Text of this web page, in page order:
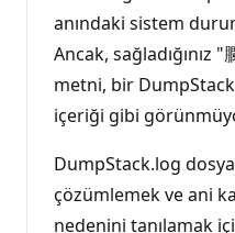
anındaki sistem
Ancak, sağladığınız
metni, bir
içeriği gibi
DumpStack.log
çözümlemek ve ani
nedenini tanılamak